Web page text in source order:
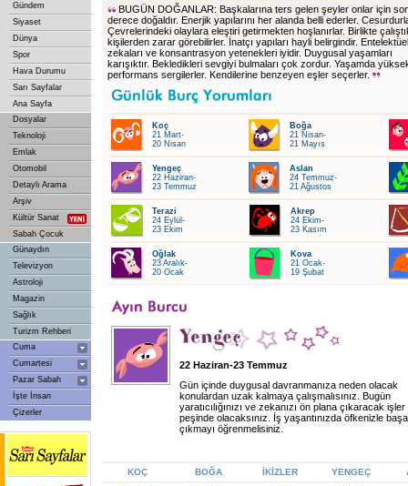
Gündem
Siyaset
Dünya
Spor
Hava Durumu
Sarı Sayfalar
Ana Sayfa
Dosyalar
Teknoloji
Emlak
Otomobil
Detaylı Arama
Arşiv
Kültür Sanat
Sabah Çocuk
Günaydın
Televizyon
Astroloji
Magazin
Sağlık
Turizm Rehberi
Cuma
Cumartesi
Pazar Sabah
İşte İnsan
Çizerler
BUGÜN DOĞANLAR: Başkalarına ters gelen şeyler onlar için
derece doğaldır. Enerjik yapılarını her alanda belli ederler.
Çevrelerindeki olaylara eleştiri getirmekten hoşlanırlar. Birlikte
kişilerden zarar görebilirler. İnatçı yapıları hayli belirgindir. Entelektüel
zekaları ve konsantrasyon yetenekleri iyidir. Duygusal yaşamları
karışıktır. Bekledikleri sevgiyi bulmaları çok zordur. Yaşamda
performans sergilerler. Kendilerine benzeyen eşler seçerler.
Koç
21 Mart-
20 Nisan
Boğa
21 Nisan-
21 Mayıs
Yengeç
22 Haziran-
23 Temmuz
Aslan
24 Temmuz-
21 Ağustos
Terazi
24 Eylül-
23 Ekim
Akrep
24 Ekim-
23 Kasım
Oğlak
23 Aralık-
20 Ocak
Kova
21 Ocak-
19 Şubat
22 Haziran-23 Temmuz
Gün içinde duygusal davranmanıza neden olacak
konulardan uzak kalmaya çalışmalısınız. Bugün
yaratıcılığınızı ve zekanızı ön plana çıkaracak işler
peşinde olacaksınız. İş yaşantınızda öfkenizle başa
çıkmayı öğrenmelisiniz.
KOÇ BOĞA İKİZLER YENGEÇ